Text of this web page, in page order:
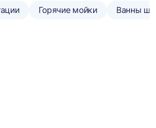
Горячие мойки Ванны